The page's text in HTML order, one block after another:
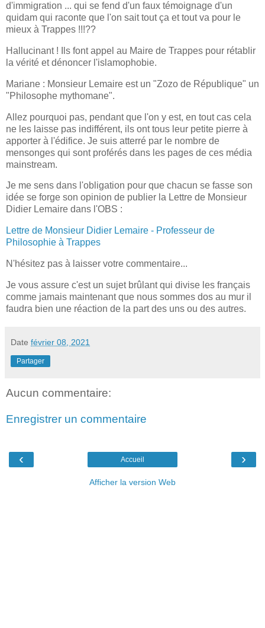
d'immigration ... qui se fend d'un faux témoignage d'un
quidam qui raconte que l'on sait tout ça et tout va pour le
mieux à Trappes !!!??
Hallucinant ! Ils font appel au Maire de Trappes pour rétablir
la vérité et dénoncer l'islamophobie.
Mariane : Monsieur Lemaire est un "Zozo de République" un
"Philosophe mythomane".
Allez pourquoi pas, pendant que l'on y est, en tout cas cela
ne les laisse pas indifférent, ils ont tous leur petite pierre à
apporter à l'édifice. Je suis atterré par le nombre de
mensonges qui sont proférés dans les pages de ces média
mainstream.
Je me sens dans l'obligation pour que chacun se fasse son
idée se forge son opinion de publier la Lettre de Monsieur
Didier Lemaire dans l'OBS :
Lettre de Monsieur Didier Lemaire - Professeur de
Philosophie à Trappes
N'hésitez pas à laisser votre commentaire...
Je vous assure c'est un sujet brûlant qui divise les français
comme jamais maintenant que nous sommes dos au mur il
faudra bien une réaction de la part des uns ou des autres.
Date février 08, 2021
Partager
Aucun commentaire:
Enregistrer un commentaire
‹ ›
Accueil
Afficher la version Web